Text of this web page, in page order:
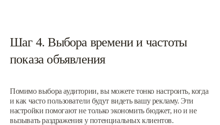
Шаг 4. Выбора времени и частоты
показа объявления
Помимо выбора аудитории, вы можете тонко настроить, когда
и как часто пользователи будут видеть вашу рекламу. Эти
настройки помогают не только экономить бюджет, но и не
вызывать раздражения у потенциальных клиентов.